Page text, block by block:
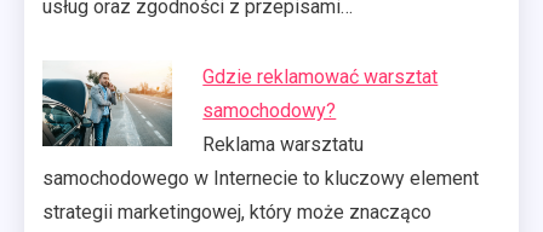
usług oraz zgodności z przepisami…
Gdzie reklamować warsztat
samochodowy?
Reklama warsztatu
samochodowego w Internecie to kluczowy element
strategii marketingowej, który może znacząco